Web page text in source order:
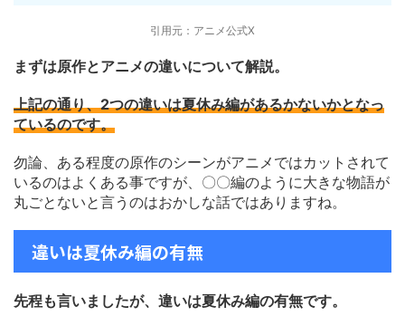
引用元：アニメ公式X
まずは原作とアニメの違いについて解説。
上記の通り、2つの違いは夏休み編があるかないかとなっ
ているのです。
勿論、ある程度の原作のシーンがアニメではカットされて
いるのはよくある事ですが、〇〇編のように大きな物語が
丸ごとないと言うのはおかしな話ではありますね。
違いは夏休み編の有無
先程も言いましたが、違いは夏休み編の有無です。